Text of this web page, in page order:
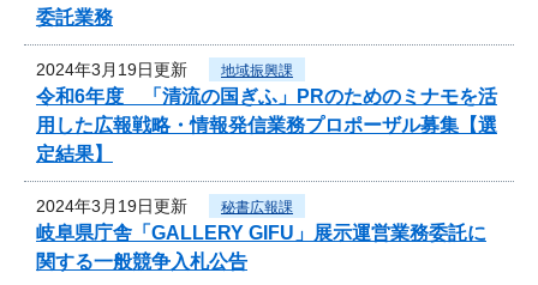
委託業務
2024年3月19日更新 地域振興課
令和6年度 「清流の国ぎふ」PRのためのミナモを活
用した広報戦略・情報発信業務プロポーザル募集【選
定結果】
2024年3月19日更新 秘書広報課
岐阜県庁舎「GALLERY GIFU」展示運営業務委託に
関する一般競争入札公告